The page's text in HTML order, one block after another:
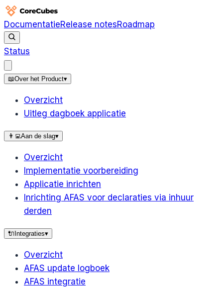
DocumentatieRelease notesRoadmap
Status
📖Over het Product▾
Overzicht
Uitleg dagboek applicatie
👨‍💻Aan de slag▾
Overzicht
Implementatie voorbereiding
Applicatie inrichten
Inrichting AFAS voor declaraties via inhuur
derden
🔌 Integraties▾
Overzicht
AFAS update logboek
AFAS integratie